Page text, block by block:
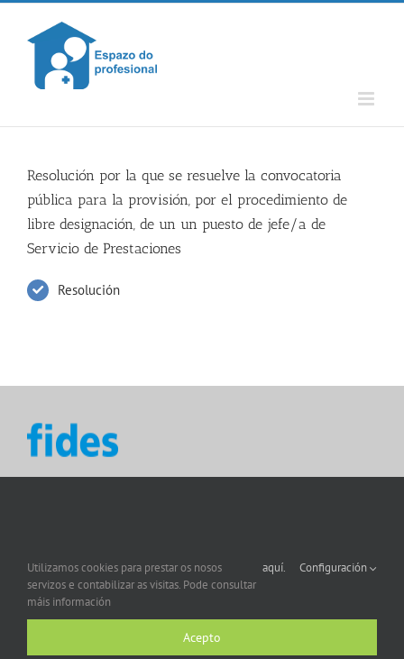
Skip
content
Resolución por la que se resuelve la convocatoria
pública para la provisión, por el procedimiento de
libre designación, de un un puesto de jefe/a de
Servicio de Prestaciones
Resolución
Utilizamos cookies para prestar os nosos
servizos e contabilizar as visitas. Pode consultar
máis información
aquí. Configuración
Acepto